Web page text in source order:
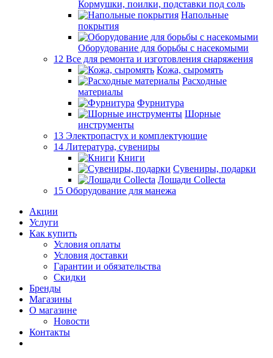
Кормушки, поилки, подставки под соль
Напольные
покрытия
Оборудование для борьбы с насекомыми
12 Все для ремонта и изготовления снаряжения
Кожа, сыромять
Расходные
материалы
Фурнитура
Шорные
инструменты
13 Электропастух и комплектующие
14 Литература, сувениры
Книги
Сувениры, подарки
Лошади Collecta
15 Оборудование для манежа
Акции
Услуги
Как купить
Условия оплаты
Условия доставки
Гарантии и обязательства
Скидки
Бренды
Магазины
О магазине
Новости
Контакты